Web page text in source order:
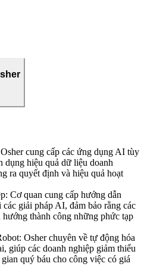
Osher cung cấp các ứng dụng AI tùy
dụng hiệu quả dữ liệu doanh
ra quyết định và hiệu quả hoạt
: Cơ quan cung cấp hướng dẫn
giải pháp AI, đảm bảo rằng các
hướng thành công những phức tạp
: Osher chuyên về tự động hóa
giúp các doanh nghiệp giảm thiểu
quý báu cho công việc có giá